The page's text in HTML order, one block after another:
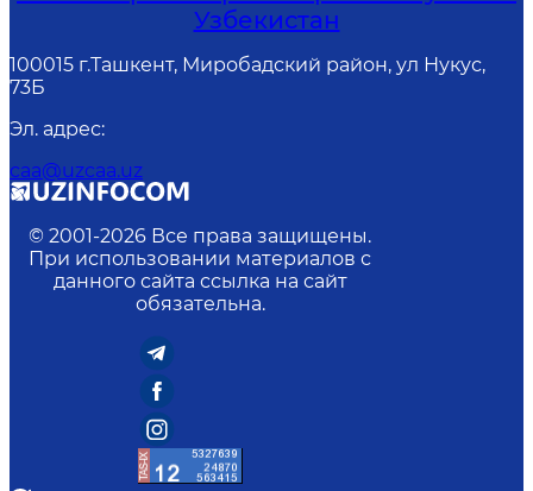
Узбекистан
100015 г.Ташкент, Миробадский район, ул Нукус,
73Б
Эл. адрес:
caa@uzcaa.uz
© 2001-2026 Все права защищены.
При использовании материалов с
данного сайта ссылка на сайт
обязательна.